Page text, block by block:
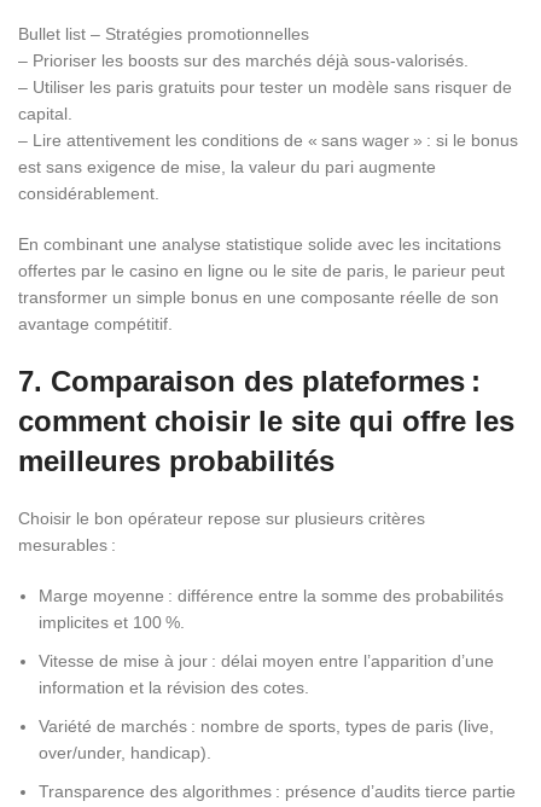
Bullet list – Stratégies promotionnelles
– Prioriser les boosts sur des marchés déjà sous‑valorisés.
– Utiliser les paris gratuits pour tester un modèle sans risquer de
capital.
– Lire attentivement les conditions de « sans wager » : si le bonus
est sans exigence de mise, la valeur du pari augmente
considérablement.
En combinant une analyse statistique solide avec les incitations
offertes par le casino en ligne ou le site de paris, le parieur peut
transformer un simple bonus en une composante réelle de son
avantage compétitif.
7. Comparaison des plateformes :
comment choisir le site qui offre les
meilleures probabilités
Choisir le bon opérateur repose sur plusieurs critères
mesurables :
Marge moyenne : différence entre la somme des probabilités
implicites et 100 %.
Vitesse de mise à jour : délai moyen entre l’apparition d’une
information et la révision des cotes.
Variété de marchés : nombre de sports, types de paris (live,
over/under, handicap).
Transparence des algorithmes : présence d’audits tierce partie